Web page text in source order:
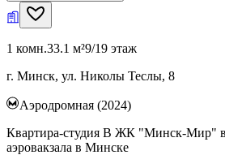
1 комн.33.1 м²9/19 этаж
г. Минск, ул. Николы Теслы, 8
Аэродромная (2024)
Квартира-студия В ЖК "Минск-Мир" в
аэровакзала в Минске